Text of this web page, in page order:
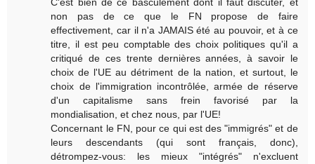
non pas de ce que le FN propose de faire
effectivement, car il n'a JAMAIS été au pouvoir, et à ce
titre, il est peu comptable des choix politiques qu'il a
critiqué de ces trente dernières années, à savoir le
choix de l'UE au détriment de la nation, et surtout, le
choix de l'immigration incontrôlée, armée de réserve
d'un capitalisme sans frein favorisé par la
mondialisation, et chez nous, par l'UE!
Concernant le FN, pour ce qui est des "immigrés" et de
leurs descendants (qui sont français, donc),
détrompez-vous: les mieux "intégrés" n'excluent